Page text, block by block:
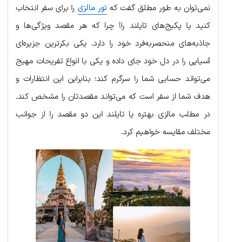
نمی‌توان به طور مطلق گفت کهتور مالزی را برای سفر انتخاب
کنید یا پکیج‌های تایلند را! چرا که هر مقصد ویژگی‌ها و
جاذبه‌های منحصربه‌فرد خود را دارد. یکی بکرترین جزیره‌ای
آسیایی را در دل خود جای داده و یکی با انواع تفریحات مهیج
می‌تواند حسابی شما را سرگرم کند؛ بنابراین این انتظارات و
هدف شما از سفر است که می‌تواند مقصدتان را مشخص کند.
در مطلب مالزی بهتره یا تایلند این دو مقصد را از جوانب
مختلف مقایسه خواهیم کرد.